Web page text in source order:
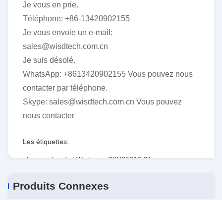
Je vous en prie.
Téléphone: +86-13420902155
Je vous envoie un e-mail:
sales@wisdtech.com.cn
Je suis désolé.
WhatsApp: +8613420902155 Vous pouvez nous
contacter par téléphone.
Skype: sales@wisdtech.com.cn Vous pouvez
nous contacter
Les étiquettes:
Le numéro de téléphone: SKY65313-21,
Produits Connexes